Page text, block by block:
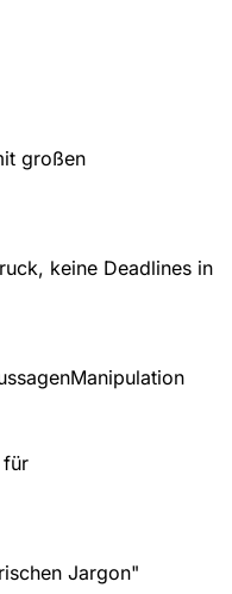
großen
keine Deadlines in
Manipulation
für
Jargon"